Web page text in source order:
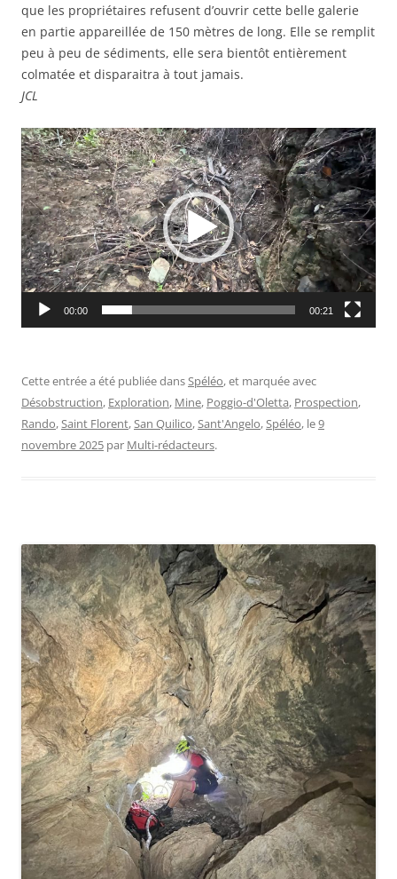
que les propriétaires refusent d’ouvrir cette belle galerie
en partie appareillée de 150 mètres de long. Elle se remplit
peu à peu de sédiments, elle sera bientôt entièrement
colmatée et disparaitra à tout jamais.
JCL
Lecteur
vidéo
00:00 00:21
Cette entrée a été publiée dansSpéléo, et marquée avec
Désobstruction, Exploration, Mine, Poggio-d'Oletta, Prospection,
Rando,Saint Florent,San Quilico,Sant'Angelo,Spéléo, le9
novembre 2025 par Multi-rédacteurs.